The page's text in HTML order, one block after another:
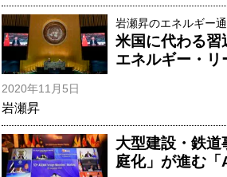
岩瀬昇のエネルギー
米国に代わる習
エネルギー・リ
2020年11月5日
岩瀬昇
大型建設・鉄
庭化」が進む「